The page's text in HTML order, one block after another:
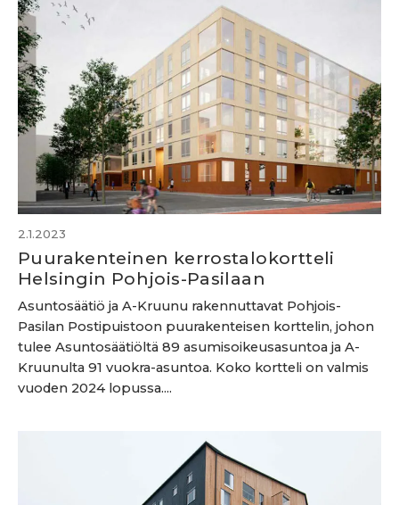
2.1.2023
Puurakenteinen kerrostalokortteli
Helsingin Pohjois-Pasilaan
Asuntosäätiö ja A-Kruunu rakennuttavat Pohjois-
Pasilan Postipuistoon puurakenteisen korttelin, johon
tulee Asuntosäätiöltä 89 asumisoikeusasuntoa ja A-
Kruunulta 91 vuokra-asuntoa. Koko kortteli on valmis
vuoden 2024 lopussa....